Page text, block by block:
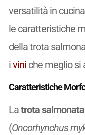
versatilità in
le caratteristiche
della trota
iviniche meglio si
Caratteristiche
Latrota salmonata
(Oncorhynchus